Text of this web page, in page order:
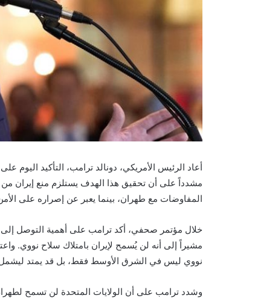
أعاد الرئيس الأمريكي، دونالد ترامب، التأكيد
مشدداً على أن تحقيق هذا الهدف يستلزم منع إيران من
المفاوضات مع طهران، بينما يعبر عن إصراره على
خلال مؤتمر صحفي، أكد ترامب على أهمية التوصل
مشيراً إلى أنه لن يُسمح لإيران بامتلاك سلاح نووي.
نووي ليس في الشرق الأوسط فقط، بل قد يمتد ليشمل
وشدد ترامب على أن الولايات المتحدة لن تسمح